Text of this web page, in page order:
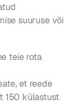
suuruse või
teie rota
et reede
150 külastust